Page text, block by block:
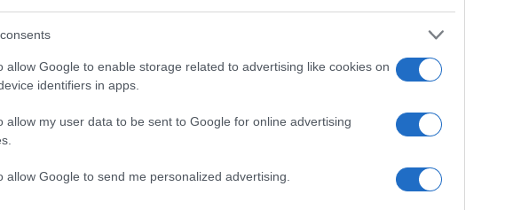
allow Google to enable storage related to advertising like cookies on
identifiers in apps.
allow my user data to be sent to Google for online advertising
allow Google to send me personalized advertising.
útiles
ahorrar tiempo y mejorar la comunicación. En
automáticas» y configura mensajes fuera
En Outlook, utiliza la función «Reglas» para enviar
criterios específicos, como correos de
clave.
Ética en IA:
mitigaciones